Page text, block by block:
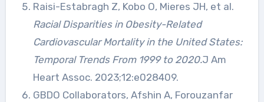
Raisi-Estabragh Z, Kobo O, Mieres JH, et al.
Racial Disparities in Obesity-Related
Cardiovascular Mortality in the United States:
Temporal Trends From 1999 to 2020.J Am
Heart Assoc. 2023;12:e028409.
GBDO Collaborators, Afshin A, Forouzanfar